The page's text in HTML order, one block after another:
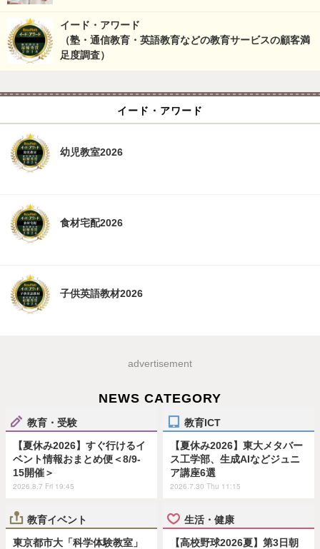
イード・アワード
（塾・通信教育・英語教育などの教育サービスの顧客満
足度調査）
イード・アワード
幼児教室2026
食材宅配2026
子供英語教材2026
advertisement
NEWS CATEGORY
教育・受験
【夏休み2026】すぐ行けるイ
ベント情報おまとめ便＜8/9-
15開催＞
2026.8.7 Fri 19:45
教育ICT
【夏休み2026】東大メタバー
ス工学部、生成AIなどジュニ
ア講座6選
2026.7.30 Thu 11:15
教育イベント
東京都市大「科学体験教室」
生活・健康
【高校野球2026夏】第3日朝